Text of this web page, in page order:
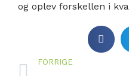
og oplev forskellen i
FORRIGE